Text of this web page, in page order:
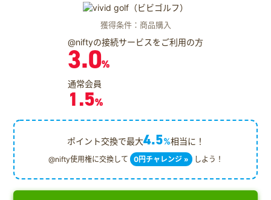
獲得条件：商品購入
@niftyの接続サービスをご利用の方
3.0%
通常会員
1.5%
ポイント交換で最大4.5%相当に！
@nifty使用権に交換して 0円チャレンジ » しよう！